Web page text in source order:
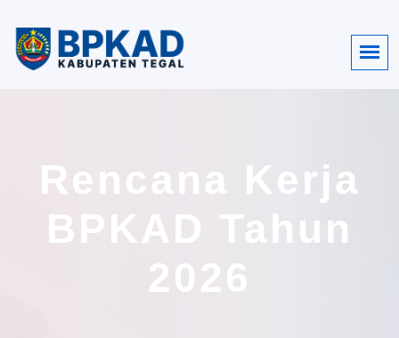
Rencana Kerja
BPKAD Tahun
2026